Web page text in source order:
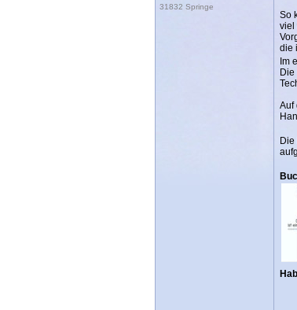
31832 Springe
So
viel
die
Im
Auf